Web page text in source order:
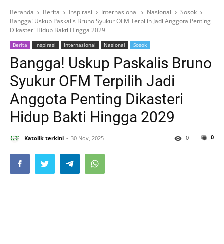
Beranda Berita Inspirasi Internasional Nasional
Sosok
Bangga! Uskup Paskalis Bruno Syukur OFM Terpilih Jadi Anggota Penting
Dikasteri Hidup Bakti Hingga 2029
Berita Inspirasi Internasional Nasional Sosok
Bangga! Uskup Paskalis Bruno
Syukur OFM Terpilih Jadi
Anggota Penting Dikasteri
Hidup Bakti Hingga 2029
Katolik terkini 30 Nov, 2025 0
0